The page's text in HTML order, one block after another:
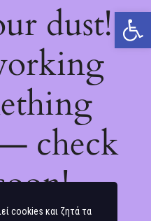
Ανοίξτε τη γραμμή εργαλείων
dust!
check
cookies και ζητά τα